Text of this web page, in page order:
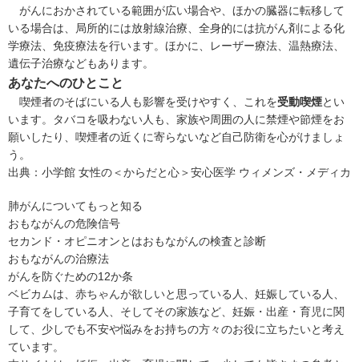
がんにおかされている範囲が広い場合や、ほかの臓器に転移して
いる場合は、局所的には放射線治療、全身的には抗がん剤による化
学療法、免疫療法を行います。ほかに、レーザー療法、温熱療法、
遺伝子治療などもあります。
あなたへのひとこと
喫煙者のそばにいる人も影響を受けやすく、これを受動喫煙とい
います。タバコを吸わない人も、家族や周囲の人に禁煙や節煙をお
願いしたり、喫煙者の近くに寄らないなど自己防衛を心がけましょ
う。
出典： 小学館 女性の＜からだと心＞安心医学 ウィメンズ・メディカ
肺がんについてもっと知る
おもながんの危険信号
セカンド・オピニオンとはおもながんの検査と診断
おもながんの治療法
がんを防ぐための12か条
ベビカムは、赤ちゃんが欲しいと思っている人、妊娠している人、
子育てをしている人、そしてその家族など、妊娠・出産・育児に関
して、少しでも不安や悩みをお持ちの方々のお役に立ちたいと考え
ています。